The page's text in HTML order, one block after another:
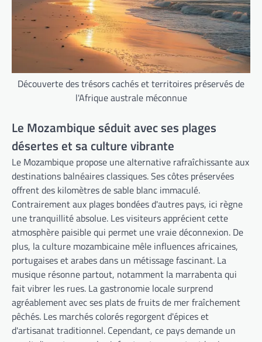
Découverte des trésors cachés et territoires préservés de
l'Afrique australe méconnue
Le Mozambique séduit avec ses plages
désertes et sa culture vibrante
Le Mozambique propose une alternative rafraîchissante aux
destinations balnéaires classiques. Ses côtes préservées
offrent des kilomètres de sable blanc immaculé.
Contrairement aux plages bondées d'autres pays, ici règne
une tranquillité absolue. Les visiteurs apprécient cette
atmosphère paisible qui permet une vraie déconnexion. De
plus, la culture mozambicaine mêle influences africaines,
portugaises et arabes dans un métissage fascinant. La
musique résonne partout, notamment la marrabenta qui
fait vibrer les rues. La gastronomie locale surprend
agréablement avec ses plats de fruits de mer fraîchement
pêchés. Les marchés colorés regorgent d'épices et
d'artisanat traditionnel. Cependant, ce pays demande un